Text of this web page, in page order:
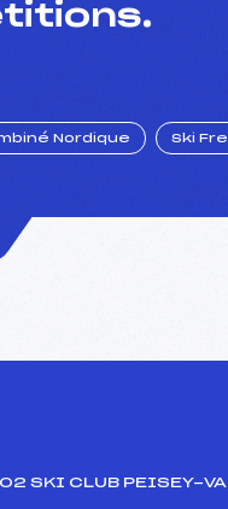
Nordique Ski
SKI CLUB PEISEY-